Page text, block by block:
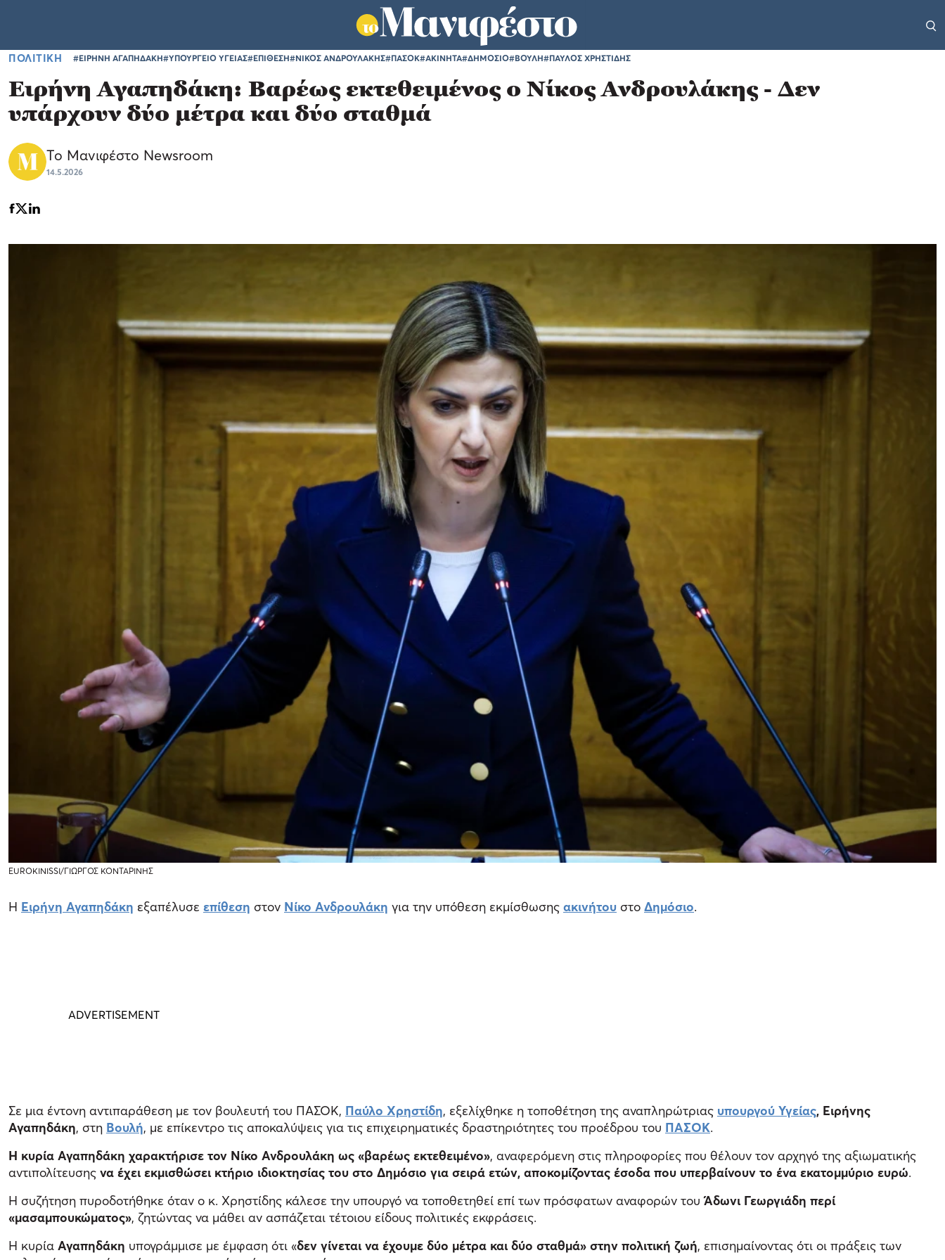
ΠΟΛΙΤΙΚΗ #ΕΙΡΗΝΗ ΑΓΑΠΗΔΑΚΗ#ΥΠΟΥΡΓΕΙΟ ΥΓΕΙΑΣ#ΕΠΙΘΕΣΗ#ΝΙΚΟΣ ΑΝΔΡΟΥΛΑΚΗΣ#ΠΑΣΟΚ#ΑΚΙΝΗΤΑ#ΔΗΜΟΣΙΟ#ΒΟΥΛΗ#ΠΑΥΛΟΣ ΧΡΗΣΤΙΔΗΣ
Ειρήνη Αγαπηδάκη: Βαρέως εκτεθειμένος ο Νίκος Ανδρουλάκης - Δεν
υπάρχουν δύο μέτρα και δύο σταθμά
Το Μανιφέστο Newsroom
14.5.2026
EUROKINISSI/ΓΙΩΡΓΟΣ ΚΟΝΤΑΡΙΝΗΣ
Η Ειρήνη Αγαπηδάκη εξαπέλυσε επίθεση στον Νίκο Ανδρουλάκη για την υπόθεση εκμίσθωσης ακινήτου στο Δημόσιο.
Σε μια έντονη αντιπαράθεση με τον βουλευτή του ΠΑΣΟΚ, Παύλο Χρηστίδη, εξελίχθηκε η τοποθέτηση της αναπληρώτριας υπουργού Υγείας, Ειρήνης
Αγαπηδάκη, στη Βουλή, με επίκεντρο τις αποκαλύψεις για τις επιχειρηματικές δραστηριότητες του προέδρου του ΠΑΣΟΚ.
Η κυρία Αγαπηδάκη χαρακτήρισε τον Νίκο Ανδρουλάκη ως «βαρέως εκτεθειμένο», αναφερόμενη στις πληροφορίες που θέλουν τον αρχηγό της αξιωματικής
αντιπολίτευσης να έχει εκμισθώσει κτήριο ιδιοκτησίας του στο Δημόσιο για σειρά ετών, αποκομίζοντας έσοδα που υπερβαίνουν το ένα εκατομμύριο ευρώ.
Η συζήτηση πυροδοτήθηκε όταν ο κ. Χρηστίδης κάλεσε την υπουργό να τοποθετηθεί επί των πρόσφατων αναφορών τουΆδωνι Γεωργιάδη περί
«μασαμπουκώματος», ζητώντας να μάθει αν ασπάζεται τέτοιου είδους πολιτικές εκφράσεις.
Η κυρία Αγαπηδάκη υπογράμμισε με έμφαση ότι «δεν γίνεται να έχουμε δύο μέτρα και δύο σταθμά» στην πολιτική ζωή, επισημαίνοντας ότι οι πράξεις των